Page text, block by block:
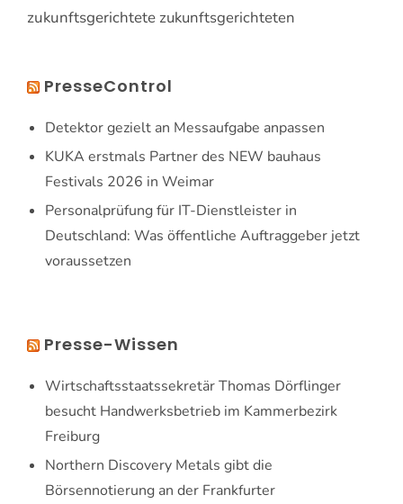
zukunftsgerichtete zukunftsgerichteten
PresseControl
Detektor gezielt an Messaufgabe anpassen
KUKA erstmals Partner des NEW bauhaus
Festivals 2026 in Weimar
Personalprüfung für IT-Dienstleister in
Deutschland: Was öffentliche Auftraggeber jetzt
voraussetzen
Presse-Wissen
Wirtschaftsstaatssekretär Thomas Dörflinger
besucht Handwerksbetrieb im Kammerbezirk
Freiburg
Northern Discovery Metals gibt die
Börsennotierung an der Frankfurter